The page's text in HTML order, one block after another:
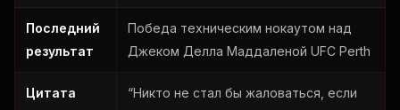
Последний
результат
Победа техническим нокаутом над
Джеком Делла Маддаленой UFC Perth
Цитата
“Никто не стал бы жаловаться, если